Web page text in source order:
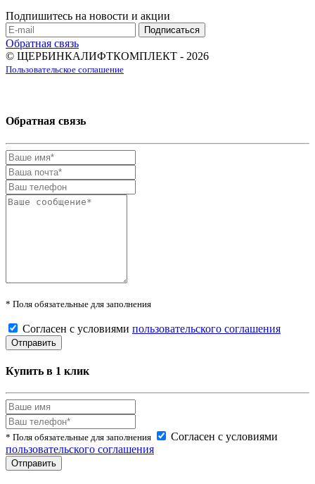
Подпишитесь на новости и акции
Обратная связь
© ЩЕРБИНКАЛИФТКОМПЛЕКТ - 2026
Пользовательское соглашение
Обратная связь
* Поля обязательные для заполнения
Согласен с условиями пользовательского соглашения
Купить в 1 клик
* Поля обязательные для заполнения
Согласен с условиями
пользовательского соглашения